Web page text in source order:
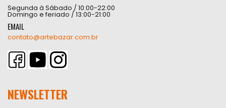
Segunda à Sábado / 10:00-22:00
Domingo e feriado / 13:00-21:00
EMAIL
contato@artebazar.com.br
NEWSLETTER